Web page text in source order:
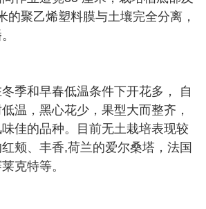
的聚乙烯塑料膜与土壤完全分离，
季和早春低温条件下开花多， 自
温，黑心花少，果型大而整齐，
佳的品种。目前无土栽培表现较
颊、丰香,荷兰的爱尔桑塔，法国
克特等。